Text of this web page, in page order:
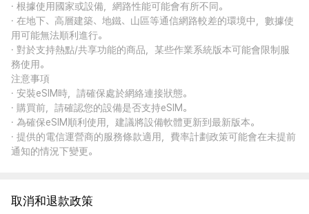
· 根據使用國家或設備，網路性能可能會有所不同。
· 在地下、高層建築、地鐵、山區等通信網路較差的環境中，數據使
用可能無法順利進行。
· 對於支持熱點/共享功能的商品，某些作業系統版本可能會限制服
務使用。
注意事項
· 安裝eSIM時，請確保處於網絡連接狀態。
· 購買前，請確認您的設備是否支持eSIM。
· 為確保eSIM順利使用，建議將設備軟體更新到最新版本。
· 提供的電信運營商的服務條款適用，費率計劃政策可能會在未提前
通知的情況下變更。
取消和退款政策